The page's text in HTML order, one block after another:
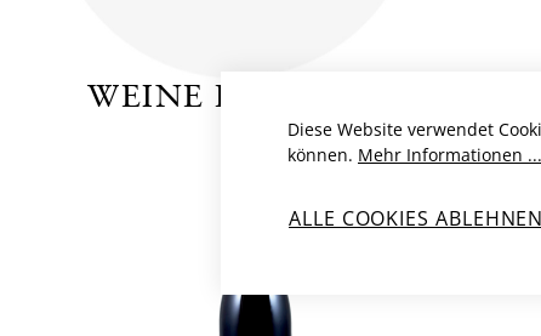
WEINE DES PRODUZENTEN
Diese Website verwendet
können. Mehr Informationen ...
ALLE COOKIES ABLEHNEN